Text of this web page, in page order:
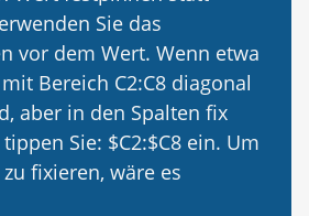
Sie das
vor dem Wert. Wenn etwa
Bereich C2:C8 diagonal
aber in den Spalten fix
Sie: $C2:$C8 ein. Um
fixieren, wäre es